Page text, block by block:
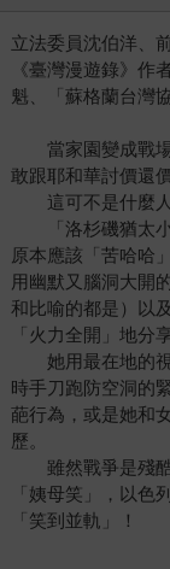
立法委員沈伯洋、
《臺灣漫遊錄》作
魁、「蘇格蘭台灣
當家園變成戰場
敢跟耶和華討價還
這可不是什麼人
「洛杉磯猶太小
原本應該「苦哈哈
用幽默又腦洞大開
和比喻的都是）以
「火力全開」地分
她用最在地的視
時手刀跑防空洞的
葩行為，或是她和
歷。
雖然戰爭是殘酷
「姨母笑」，以色
「笑到並軌」！